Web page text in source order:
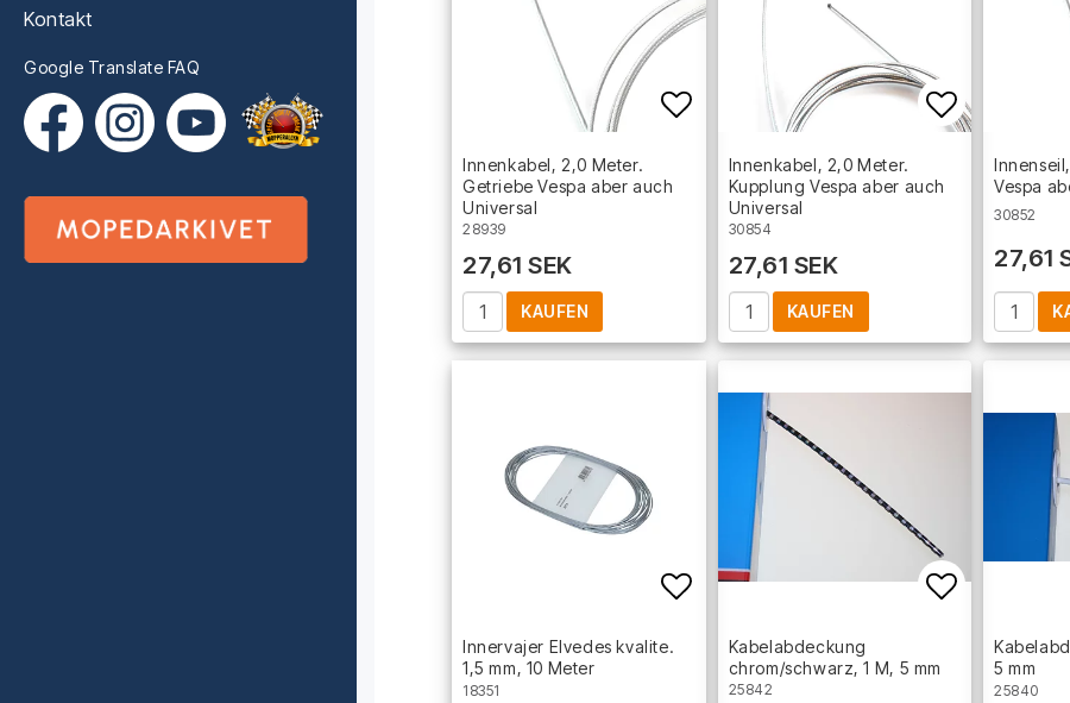
Kontakt
Google Translate FAQ
Add to list of favorites
Innenkabel, 2,0 Meter.
Getriebe Vespa aber auch
Universal
28939
27,61 SEK
KAUFEN
Add to
Innenkabel, 2,0 Meter.
Kupplung Vespa aber auch
Universal
30854
27,61 SEK
KAUFEN
Vespa
30852
27,61
Add to list of favorites
Innervajer Elvedes kvalite.
1,5 mm, 10 Meter
18351
Add to
Kabelabdeckung
chrom/schwarz, 1 M, 5 mm
25842
5 mm
25840